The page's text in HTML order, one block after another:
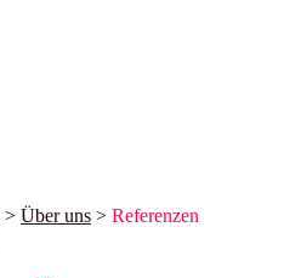
> Über uns > Referenzen